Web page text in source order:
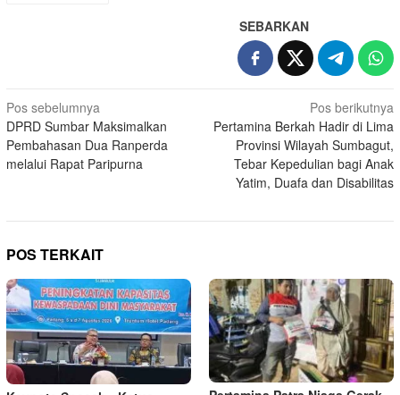
SEBARKAN
Navigasi
pos
Pos sebelumnya
DPRD Sumbar Maksimalkan
Pembahasan Dua Ranperda
melalui Rapat Paripurna
Pos berikutnya
Pertamina Berkah Hadir di Lima
Provinsi Wilayah Sumbagut,
Tebar Kepedulian bagi Anak
Yatim, Duafa dan Disabilitas
POS TERKAIT